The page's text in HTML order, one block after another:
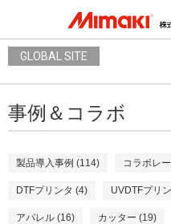
GLOBAL SITE
事例＆コラボ
製品導入事例 (114) コラボレ
DTFプリンタ (4) UVDTFプリ
アパレル (16) カッター (19)